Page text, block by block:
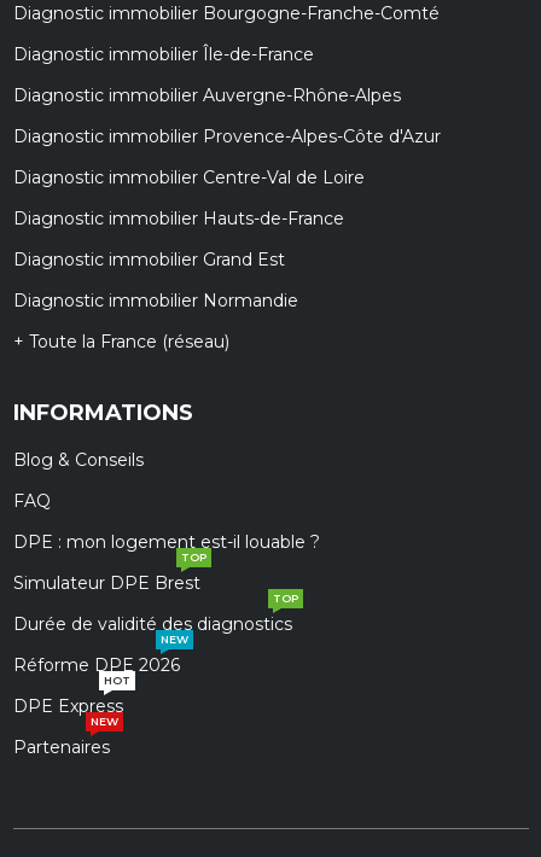
Diagnostic immobilier Bourgogne-Franche-Comté
Diagnostic immobilier Île-de-France
Diagnostic immobilier Auvergne-Rhône-Alpes
Diagnostic immobilier Provence-Alpes-Côte d'Azur
Diagnostic immobilier Centre-Val de Loire
Diagnostic immobilier Hauts-de-France
Diagnostic immobilier Grand Est
Diagnostic immobilier Normandie
+ Toute la France (réseau)
INFORMATIONS
Blog & Conseils
FAQ
DPE : mon logement est-il louable ?
Simulateur DPE Brest
TOP
Durée de validité des diagnostics
TOP
Réforme DPE 2026
NEW
DPE Express
HOT
Partenaires
NEW